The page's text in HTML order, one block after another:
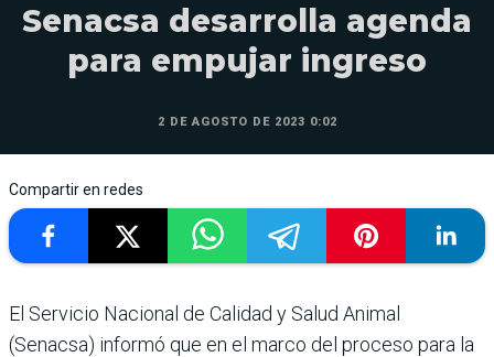
Senacsa desarrolla agenda
para empujar ingreso
2 DE AGOSTO DE 2023 0:02
Compartir en redes
El Servicio Nacional de Calidad y Salud Animal
(Senacsa) informó que en el marco del proceso para la